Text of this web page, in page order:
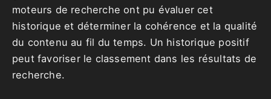
moteurs de recherche ont pu évaluer cet
historique et déterminer la cohérence et la qualité
du contenu au fil du temps. Un historique positif
peut favoriser le classement dans les résultats de
recherche.